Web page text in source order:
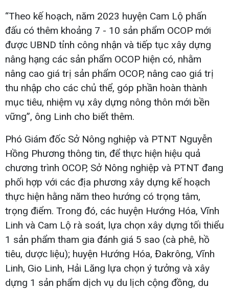
“Theo kế hoạch, năm 2023 huyện Cam Lộ phấn
đấu có thêm khoảng 7 - 10 sản phẩm OCOP mới
được UBND tỉnh công nhận và tiếp tục xây dựng
nâng hạng các sản phẩm OCOP hiện có, nhằm
nâng cao giá trị sản phẩm OCOP, nâng cao giá trị
thu nhập cho các chủ thể, góp phần hoàn thành
mục tiêu, nhiệm vụ xây dựng nông thôn mới bền
vững”, ông Linh cho biết thêm.
Phó Giám đốc Sở Nông nghiệp và PTNT Nguyễn
Hồng Phương thông tin, để thực hiện hiệu quả
chương trình OCOP, Sở Nông nghiệp và PTNT đang
phối hợp với các địa phương xây dựng kế hoạch
thực hiện hằng năm theo hướng có trọng tâm,
trọng điểm. Trong đó, các huyện Hướng Hóa, Vĩnh
Linh và Cam Lộ rà soát, lựa chọn xây dựng tối thiểu
1 sản phẩm tham gia đánh giá 5 sao (cà phê, hồ
tiêu, dược liệu); huyện Hướng Hóa, Đakrông, Vĩnh
Linh, Gio Linh, Hải Lăng lựa chọn ý tưởng và xây
dựng 1 sản phẩm dịch vụ du lịch cộng đồng, du